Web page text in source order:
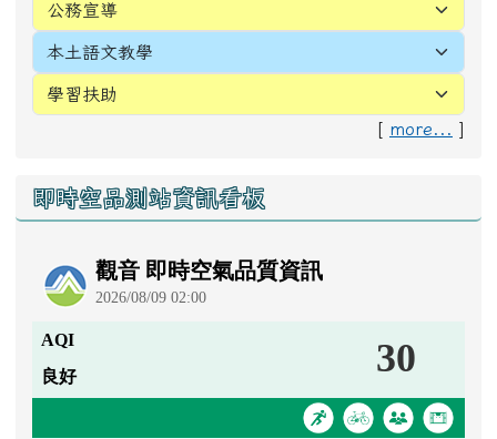
[ more... ]
右邊區域內容
即時空品測站資訊看板